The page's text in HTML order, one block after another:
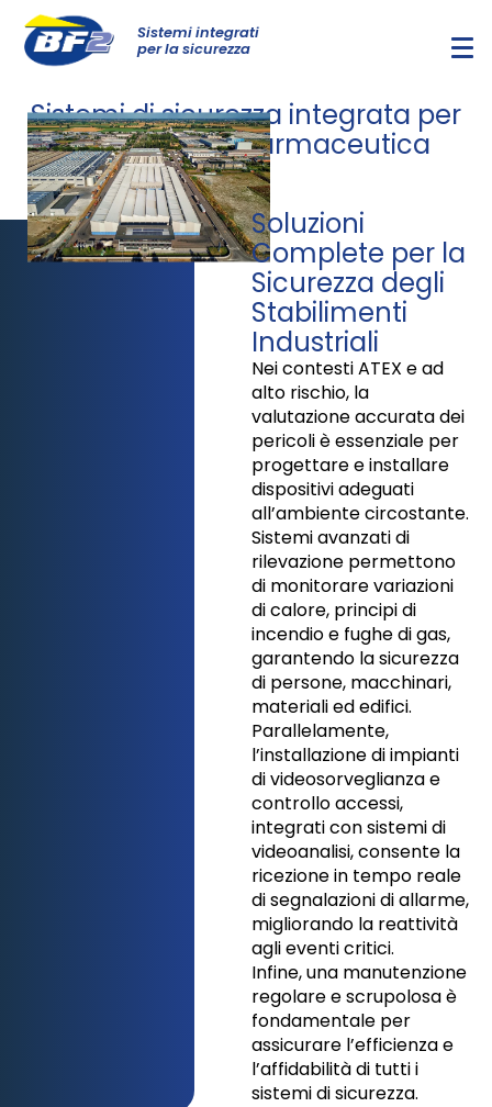
Sistemi integrati
per la sicurezza
Sistemi di sicurezza integrata per
l'industria e la farmaceutica
Soluzioni
Complete per la
Sicurezza degli
Stabilimenti
Industriali
Nei contesti ATEX e ad
alto rischio, la
valutazione accurata dei
pericoli è essenziale per
progettare e installare
dispositivi adeguati
all’ambiente circostante.
Sistemi avanzati di
rilevazione permettono
di monitorare variazioni
di calore, principi di
incendio e fughe di gas,
garantendo la sicurezza
di persone, macchinari,
materiali ed edifici.
Parallelamente,
l’installazione di impianti
di videosorveglianza e
controllo accessi,
integrati con sistemi di
videoanalisi, consente la
ricezione in tempo reale
di segnalazioni di allarme,
migliorando la reattività
agli eventi critici.
Infine, una manutenzione
regolare e scrupolosa è
fondamentale per
assicurare l’efficienza e
l’affidabilità di tutti i
sistemi di sicurezza.